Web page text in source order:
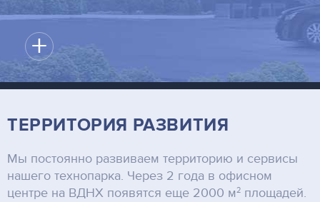
+
ТЕРРИТОРИЯ РАЗВИТИЯ
Мы постоянно развиваем территорию и сервисы
нашего технопарка. Через 2 года в офисном
центре на ВДНХ появятся еще 2000 м 2 площадей.